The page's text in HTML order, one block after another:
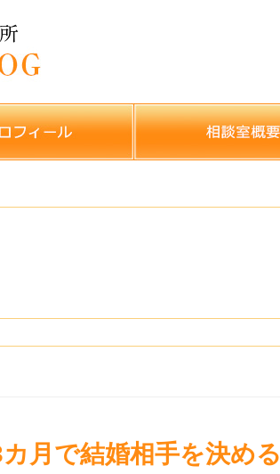
カ月で結婚相手を決める